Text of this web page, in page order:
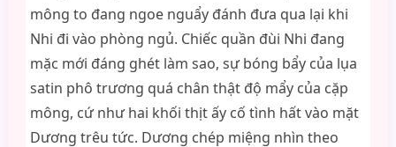
mông to đang ngoe nguẩy đánh đưa qua lại khi
Nhi đi vào phòng ngủ. Chiếc quần đùi Nhi đang
mặc mới đáng ghét làm sao, sự bóng bẩy của lụa
satin phô trương quá chân thật độ mẩy của cặp
mông, cứ như hai khối thịt ấy cố tình hất vào mặt
Dương trêu tức. Dương chép miệng nhìn theo